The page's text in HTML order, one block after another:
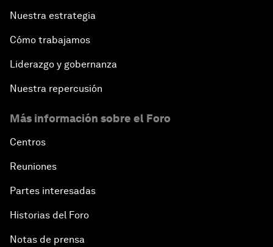
Nuestra estrategia
Cómo trabajamos
Liderazgo y gobernanza
Nuestra repercusión
Más información sobre el Foro
Centros
Reuniones
Partes interesadas
Historias del Foro
Notas de prensa